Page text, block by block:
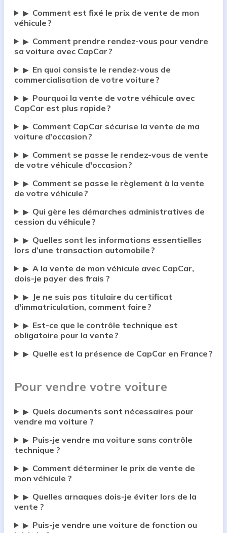
▶ Comment est fixé le prix de vente de mon
véhicule ?
▶ Comment prendre rendez-vous pour vendre
sa voiture avec CapCar ?
▶ En quoi consiste le rendez-vous de
commercialisation de votre voiture ?
▶ Pourquoi la vente de votre véhicule avec
CapCar est plus rapide ?
▶ Comment CapCar sécurise la vente de ma
voiture d'occasion ?
▶ Comment se passe le rendez-vous de vente
de votre véhicule d'occasion ?
▶ Comment se passe le règlement à la vente
de votre véhicule ?
▶ Qui gère les démarches administratives de
cession du véhicule ?
▶ Quelles sont les informations essentielles
lors d’une transaction automobile ?
▶ A la vente de mon véhicule avec CapCar,
dois-je payer des frais ?
▶
Je ne suis pas titulaire du certificat
d'immatriculation, comment faire ?
▶ Est-ce que le contrôle technique est
obligatoire pour la vente ?
▶ Quelle est la présence de CapCar en France ?
Pour vendre votre voiture
▶ Quels documents sont nécessaires pour
vendre ma voiture ?
▶ Puis-je vendre ma voiture sans contrôle
technique ?
▶ Comment déterminer le prix de vente de
mon véhicule ?
▶ Quelles arnaques dois-je éviter lors de la
vente ?
▶ Puis-je vendre une voiture de fonction ou